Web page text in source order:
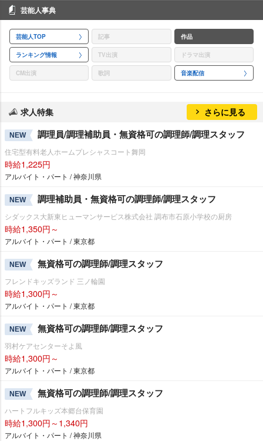
芸能人事典
芸能人TOP 記事 作品
ランキング情報 TV出演 ドラマ出演
CM出演 歌詞 音楽配信
求人特集 さらに見る
NEW 調理員/調理補助員・無資格可の調理師/調理スタッフ
住宅型有料老人ホームプレシャスコート舞岡
時給1,225円
アルバイト・パート / 神奈川県
NEW 調理補助員・無資格可の調理師/調理スタッフ
シダックス大新東ヒューマンサービス株式会社 調布市石原小学校の厨房
時給1,350円～
アルバイト・パート / 東京都
NEW 無資格可の調理師/調理スタッフ
フレンドキッズランド 三ノ輪園
時給1,300円～
アルバイト・パート / 東京都
NEW 無資格可の調理師/調理スタッフ
羽村ケアセンターそよ風
時給1,300円～
アルバイト・パート / 東京都
NEW 無資格可の調理師/調理スタッフ
ハートフルキッズ本郷台保育園
時給1,300円～1,340円
アルバイト・パート / 神奈川県